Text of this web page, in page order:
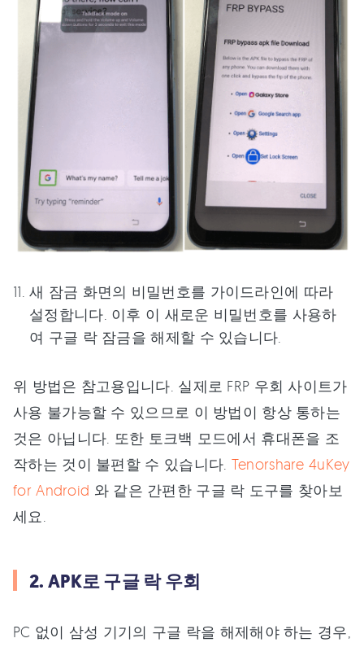
새 잠금 화면의 비밀번호를 가이드라인에 따라
설정합니다. 이후 이 새로운 비밀번호를 사용하
여 구글 락 잠금을 해제할 수 있습니다.
위 방법은 참고용입니다. 실제로 FRP 우회 사이트가
사용 불가능할 수 있으므로 이 방법이 항상 통하는
것은 아닙니다. 또한 토크백 모드에서 휴대폰을 조
작하는 것이 불편할 수 있습니다. Tenorshare 4uKey
for Android 와 같은 간편한 구글 락 도구를 찾아보
세요.
2. APK로 구글 락 우회
PC 없이 삼성 기기의 구글 락을 해제해야 하는 경우,